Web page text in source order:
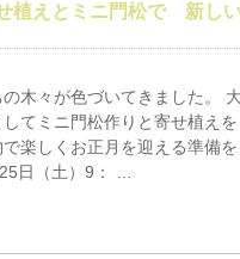
植えとミニ門松で 新し
木々が色づいてきました。
てミニ門松作りと寄せ植え
楽しくお正月を迎える準備を
日（土）9： …